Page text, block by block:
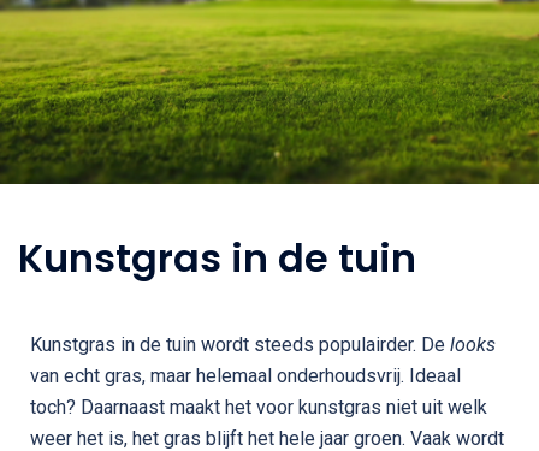
Kunstgras in de tuin
Kunstgras in de tuin wordt steeds populairder. De looks
van echt gras, maar helemaal onderhoudsvrij. Ideaal
toch? Daarnaast maakt het voor kunstgras niet uit welk
weer het is, het gras blijft het hele jaar groen. Vaak wordt